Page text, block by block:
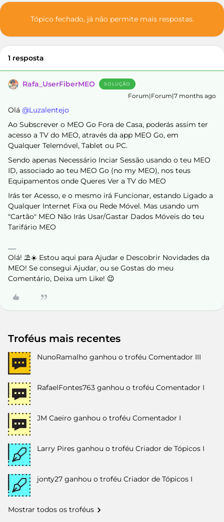
Tópico fechado, já não permite mais respostas.
1 resposta
Rafa_UserFiberMEO SOLUÇÃO
Forum|Forum|7 months ago
Olá ​ @Luzalentejo
Ao Subscrever o MEO Go Fora de Casa, poderás assim ter
acesso a TV do MEO, através da app MEO Go, em
Qualquer Telemóvel, Tablet ou PC.
Sendo apenas Necessário Inciar Sessão usando o teu MEO
ID, associado ao teu MEO Go (no my MEO), nos teus
Equipamentos onde Queres Ver a TV do MEO
Irás ter Acesso, e o mesmo irá Funcionar, estando Ligado a
Qualquer Internet Fixa ou Rede Móvel. Mas usando um
"Cartão" MEO Não Irás Usar/Gastar Dados Móveis do teu
Tarifário MEO
Olá! ⛱️☀️ Estou aqui para Ajudar e Descobrir Novidades da
MEO! Se consegui Ajudar, ou se Gostas do meu
Comentário, Deixa um Like! 😉
Troféus mais recentes
NunoRamalho ganhou o troféu Comentador III
RafaelFontes763 ganhou o troféu Comentador I
JM Caeiro ganhou o troféu Comentador I
Larry Pires ganhou o troféu Criador de Tópicos I
jonty27 ganhou o troféu Criador de Tópicos I
Mostrar todos os troféus